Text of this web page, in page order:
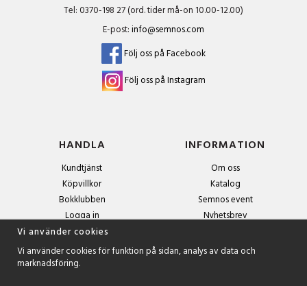
Tel: 0370-198 27 (ord. tider må-on 10.00-12.00)
E-post:info@semnos.com
Följ oss på Facebook
Följ oss på Instagram
HANDLA
Kundtjänst
Köpvillkor
Bokklubben
Logga in
INFORMATION
Om oss
Katalog
Semnos event
Nyhetsbrev
Vi använder cookies
Vi använder cookies för funktion på sidan, analys av data och
marknadsföring.